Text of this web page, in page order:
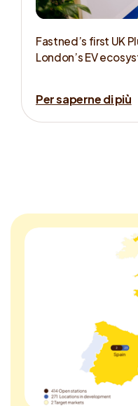
Fastned’s first UK
London’s EV
Per saperne di più